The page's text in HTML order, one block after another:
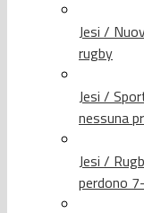
Jesi /
rugby
Jesi /
nessuna
Jesi /
perdono